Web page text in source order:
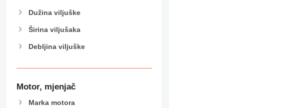
Dužina viljuške
Širina viljušaka
Debljina viljuške
Motor, mjenjač
Marka motora